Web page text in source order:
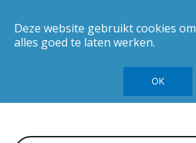
Deze website gebruikt cookies om
alles goed te laten werken.
OK